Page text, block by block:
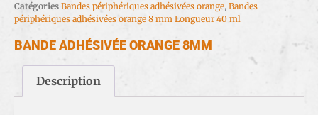
Catégories Bandes périphériques adhésivées orange, Bandes
périphériques adhésivées orange 8 mm Longueur 40 ml
BANDE ADHÉSIVÉE ORANGE 8MM
Description